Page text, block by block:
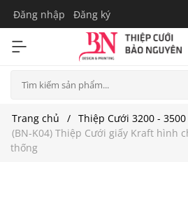
Đăng nhập Đăng ký
Trang chủ
Thiệp Cưới 3200 - 3500
(BN-K04) Thiệp Cưới giấy Kraft hình
thống